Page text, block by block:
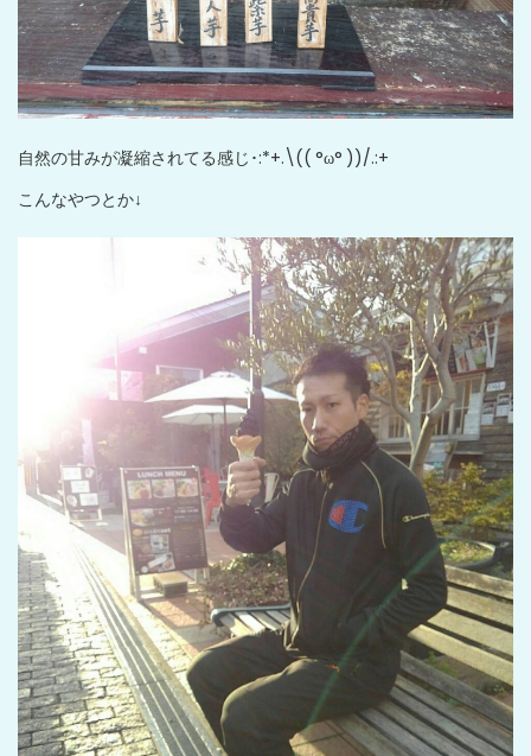
自然の甘みが凝縮されてる感じ･:*+.\(( °ω° ))/.:+
こんなやつとか↓